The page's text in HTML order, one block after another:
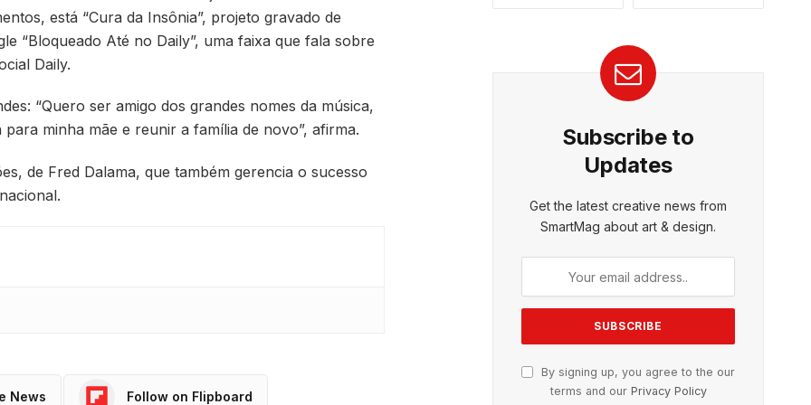
está “Cura da Insônia”, projeto gravado de
“Bloqueado Até no Daily”, uma faixa que fala sobre
Daily.
“Quero ser amigo dos grandes nomes da música,
minha mãe e reunir a família de novo”, afirma.
de Fred Dalama, que também gerencia o sucesso
News Follow on Flipboard
Subscribe to
Updates
Get the latest creative news from
SmartMag about art & design.
By signing up, you agree to the our
terms and our Privacy Policy